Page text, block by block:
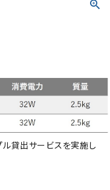
貸出サービスを実施し